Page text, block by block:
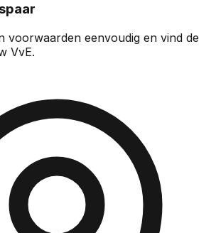
voorwaarden eenvoudig en vind de
VvE.